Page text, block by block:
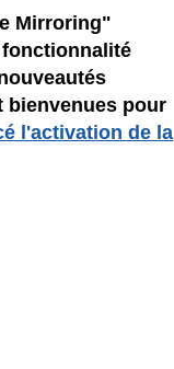
Mirroring"
fonctionnalité
bienvenues pour
l'activation de la